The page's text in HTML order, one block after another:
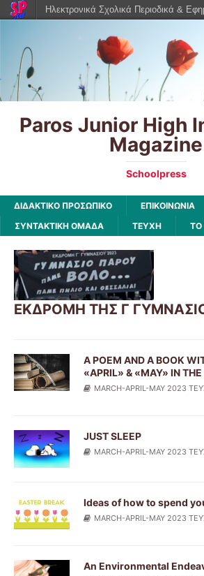
Paros Junior High
Magazine
Schoolpress
ΔΙΔΑΚΤΙΚΟ ΠΡΟΣΩΠΙΚΟ
ΕΠΙΚΟΙΝΩΝΙΑ
ΣΥΝΤΑΚΤΙΚΗ ΟΜΑΔΑ
ΤΕΥΧΗ ΤΟ
ΕΚΔΡΟΜΗ ΤΗΣ Γ
A POEM AND A BOOK
«APRIL» & «MAY» IN THE
MARCH-APRIL-MAY 2023
JUST SLEEP
MARCH-APRIL-MAY 2023
Ideas of how to spend
MARCH-APRIL-MAY 2023
An Environmental
Ηλεκτρονικά Σχολικά Περιοδικά &